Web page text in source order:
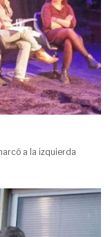
a la izquierda